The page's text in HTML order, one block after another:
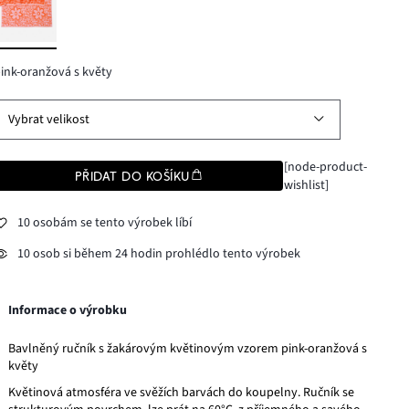
oranžová s květy
Vybrat velikost
PŘIDAT DO KOŠÍKU
[node-product-
wishlist]
10 osobám se tento výrobek líbí
10 osob si během 24 hodin prohlédlo tento výrobek
Informace o výrobku
Bavlněný ručník s žakárovým květinovým vzorem pink-oranžová s
květy
Květinová atmosféra ve svěžích barvách do koupelny. Ručník se